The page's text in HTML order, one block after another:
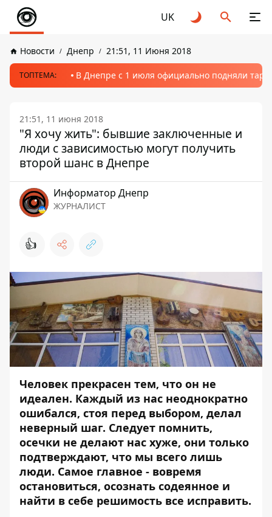
UK
Новости Днепр 21:51, 11 Июня 2018
ТОПТЕМА: В Днепре с 1 июля официально подняли
21:51, 11 июня 2018
"Я хочу жить": бывшие заключенные и
люди с зависимостью могут получить
второй шанс в Днепре
Информатор Днепр
ЖУРНАЛИСТ
👍
Человек прекрасен тем, что он не
идеален. Каждый из нас неоднократно
ошибался, стоя перед выбором, делал
неверный шаг. Следует помнить,
осечки не делают нас хуже, они только
подтверждают, что мы всего лишь
люди. Самое главное - вовремя
остановиться, осознать содеянное и
найти в себе решимость все исправить.